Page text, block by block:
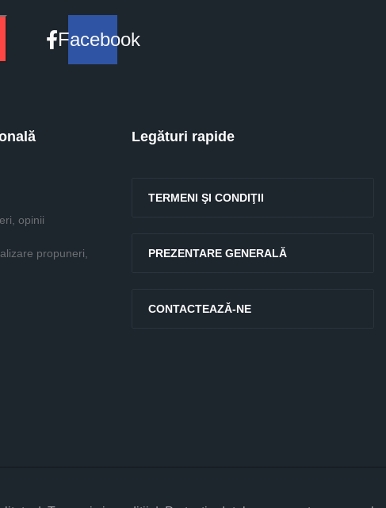
Facebook
opinii
propuneri,
Legături rapide
TERMENI ŞI CONDIŢII
PREZENTARE GENERALĂ
CONTACTEAZĂ-NE